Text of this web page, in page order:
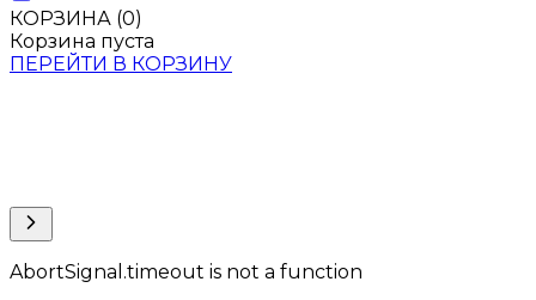
КОРЗИНА (0)
Корзина пуста
ПЕРЕЙТИ В КОРЗИНУ
AbortSignal.timeout is not a function